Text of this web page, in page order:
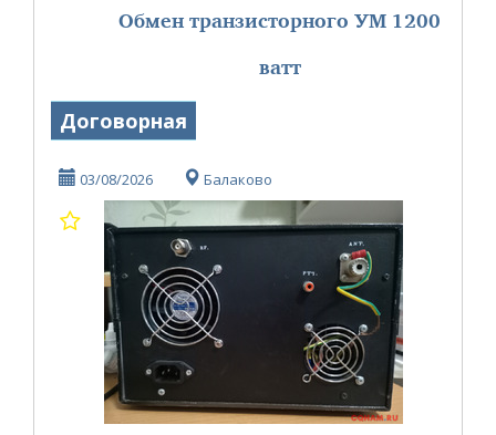
Обмен транзисторного УМ 1200
ватт
Договорная
03/08/2026 Балаково